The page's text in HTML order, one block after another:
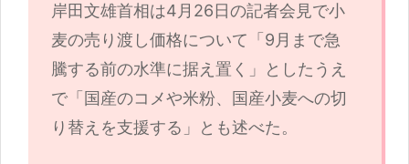
岸田文雄首相は4月26日の記者会見で小
麦の売り渡し価格について「9月まで急
騰する前の水準に据え置く」としたうえ
で「国産のコメや米粉、国産小麦への切
り替えを支援する」とも述べた。